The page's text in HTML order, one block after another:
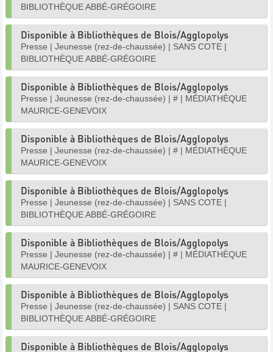
BIBLIOTHÈQUE ABBÉ-GRÉGOIRE
Disponible à Bibliothèques de Blois/Agglopolys
Presse | Jeunesse (rez-de-chaussée) | SANS COTE |
BIBLIOTHÈQUE ABBÉ-GRÉGOIRE
Disponible à Bibliothèques de Blois/Agglopolys
Presse | Jeunesse (rez-de-chaussée) | # | MÉDIATHÈQUE
MAURICE-GENEVOIX
Disponible à Bibliothèques de Blois/Agglopolys
Presse | Jeunesse (rez-de-chaussée) | # | MÉDIATHÈQUE
MAURICE-GENEVOIX
Disponible à Bibliothèques de Blois/Agglopolys
Presse | Jeunesse (rez-de-chaussée) | SANS COTE |
BIBLIOTHÈQUE ABBÉ-GRÉGOIRE
Disponible à Bibliothèques de Blois/Agglopolys
Presse | Jeunesse (rez-de-chaussée) | # | MÉDIATHÈQUE
MAURICE-GENEVOIX
Disponible à Bibliothèques de Blois/Agglopolys
Presse | Jeunesse (rez-de-chaussée) | SANS COTE |
BIBLIOTHÈQUE ABBÉ-GRÉGOIRE
Disponible à Bibliothèques de Blois/Agglopolys